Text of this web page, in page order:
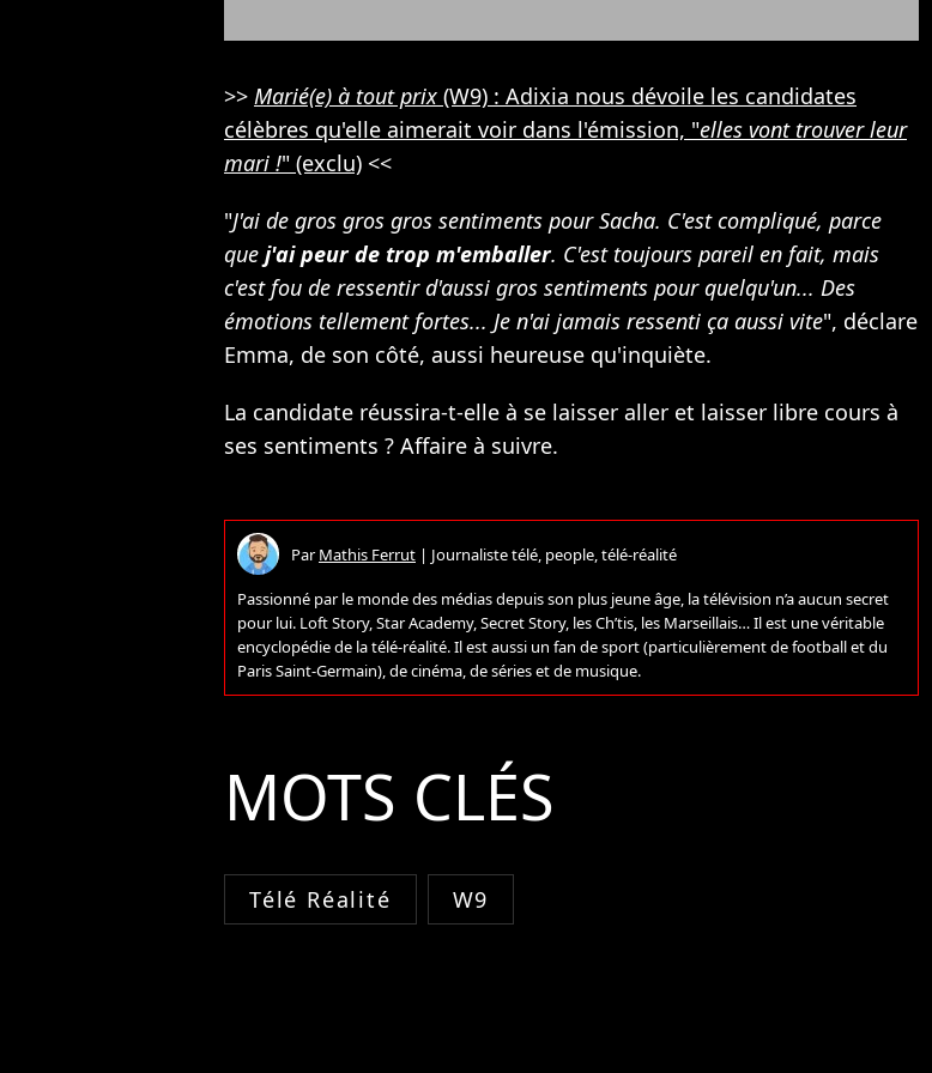
>> Marié(e) à tout prix (W9) : Adixia nous dévoile les candidates
célèbres qu'elle aimerait voir dans l'émission, "elles vont trouver leur
mari !" (exclu) <<
"J'ai de gros gros gros sentiments pour Sacha. C'est compliqué, parce
que j'ai peur de trop m'emballer. C'est toujours pareil en fait, mais
c'est fou de ressentir d'aussi gros sentiments pour quelqu'un... Des
émotions tellement fortes... Je n'ai jamais ressenti ça aussi vite", déclare
Emma, de son côté, aussi heureuse qu'inquiète.
La candidate réussira-t-elle à se laisser aller et laisser libre cours à
ses sentiments ? Affaire à suivre.
ParMathis Ferrut | Journaliste télé, people, télé-réalité
Passionné par le monde des médias depuis son plus jeune âge, la télévision n’a aucun secret
pour lui. Loft Story, Star Academy, Secret Story, les Ch’tis, les Marseillais… Il est une véritable
encyclopédie de la télé-réalité. Il est aussi un fan de sport (particulièrement de football et du
Paris Saint-Germain), de cinéma, de séries et de musique.
MOTS CLÉS
Télé Réalité W9